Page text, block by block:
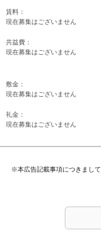
賃料：
現在募集はございません
共益費：
現在募集はございません
敷金：
現在募集はございません
礼金：
現在募集はございません
※本広告記載事項につきまし